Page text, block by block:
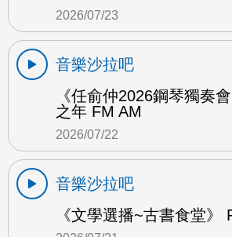
2026/07/23
音樂沙拉吧
《任俞仲2026鋼琴獨奏
之年 FM AM
2026/07/22
音樂沙拉吧
《文學選播~古書食堂》